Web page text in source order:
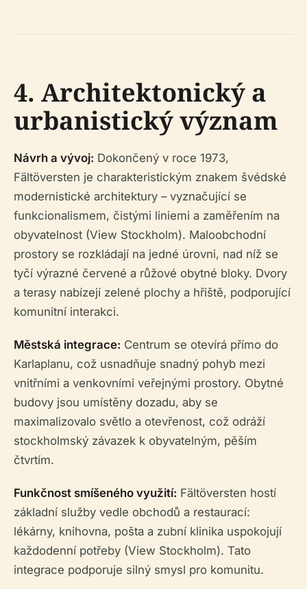
4. Architektonický a
urbanistický význam
Návrh a vývoj: Dokončený v roce 1973,
Fältöversten je charakteristickým znakem švédské
modernistické architektury – vyznačující se
funkcionalismem, čistými liniemi a zaměřením na
obyvatelnost (View Stockholm). Maloobchodní
prostory se rozkládají na jedné úrovni, nad níž se
tyčí výrazné červené a růžové obytné bloky. Dvory
a terasy nabízejí zelené plochy a hřiště, podporující
komunitní interakci.
Městská integrace: Centrum se otevírá přímo do
Karlaplanu, což usnadňuje snadný pohyb mezi
vnitřními a venkovními veřejnými prostory. Obytné
budovy jsou umístěny dozadu, aby se
maximalizovalo světlo a otevřenost, což odráží
stockholmský závazek k obyvatelným, pěším
čtvrtím.
Funkčnost smíšeného využití: Fältöversten hostí
základní služby vedle obchodů a restaurací:
lékárny, knihovna, pošta a zubní klinika uspokojují
každodenní potřeby (View Stockholm). Tato
integrace podporuje silný smysl pro komunitu.